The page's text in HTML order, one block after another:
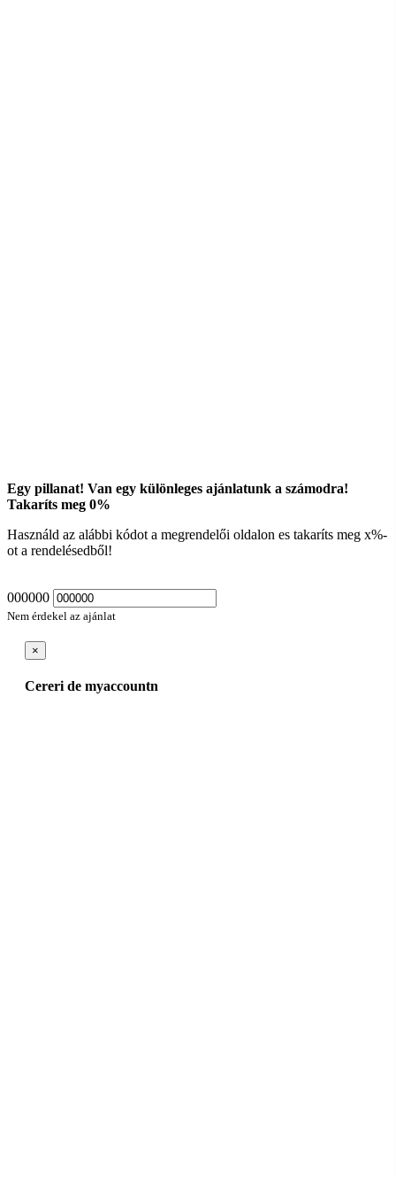
Egy pillanat! Van egy különleges ajánlatunk a számodra!
Takaríts meg 0%
Használd az alábbi kódot a megrendelői oldalon es takaríts meg x%-
ot a rendelésedből!
000000
Nem érdekel az ajánlat
×
Cereri de myaccountn